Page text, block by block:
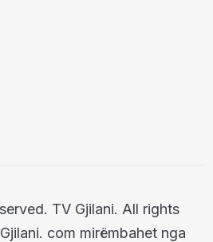
TV Gjilani. All rights
com mirëmbahet nga